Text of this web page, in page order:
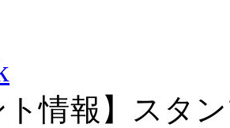
ト情報】スタ